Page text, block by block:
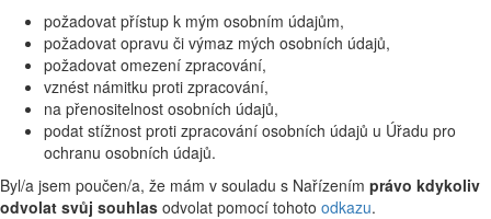
požadovat přístup k mým osobním údajům,
požadovat opravu či výmaz mých osobních údajů,
požadovat omezení zpracování,
vznést námitku proti zpracování,
na přenositelnost osobních údajů,
podat stížnost proti zpracování osobních údajů u Úřadu pro
ochranu osobních údajů.
Byl/a jsem poučen/a, že mám v souladu s Nařízením právo kdykoliv
odvolat svůj souhlas odvolat pomocí tohoto odkazu.